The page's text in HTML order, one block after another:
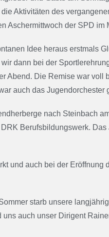
Aktivitäten des
Aschermittwoch der SPD im
Idee heraus erstmals
dann bei der
Abend. Die Remise war
auch das Jugendorchester
nach Steinbach
Berufsbildungswerk.
und auch bei der Eröffnung
starb unsere
auch unser Dirigent